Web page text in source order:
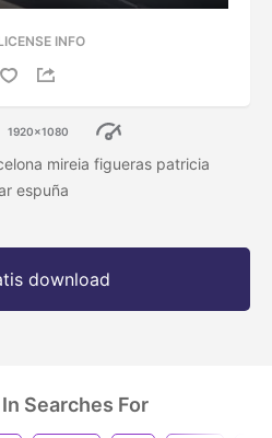
INFO
1920x1080
mireia figueras patricia
espuña
download
Searches For